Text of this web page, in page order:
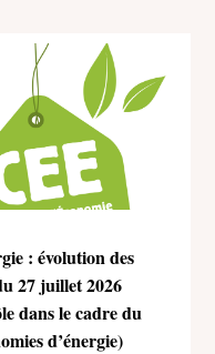
: évolution des
27 juillet 2026
dans le cadre du
d’énergie)